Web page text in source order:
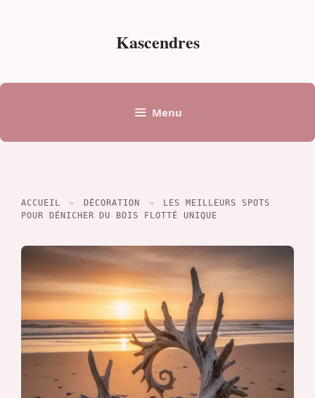
Kascendres
Menu
ACCUEIL » DÉCORATION »
LES MEILLEURS SPOTS
POUR DÉNICHER DU BOIS FLOTTÉ UNIQUE